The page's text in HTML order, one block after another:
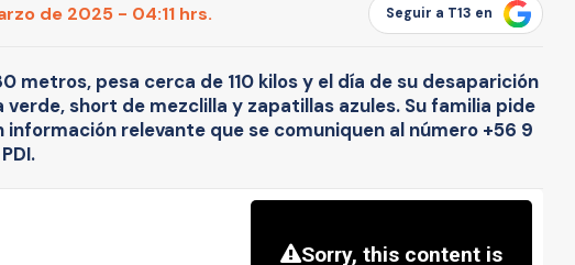
de 2025 - 04:11 hrs. Seguir a T13 en
metros, pesa cerca de 110 kilos y el día de su desaparición
verde, short de mezclilla y zapatillas azules. Su familia pide
información relevante que se comuniquen al número +56 9